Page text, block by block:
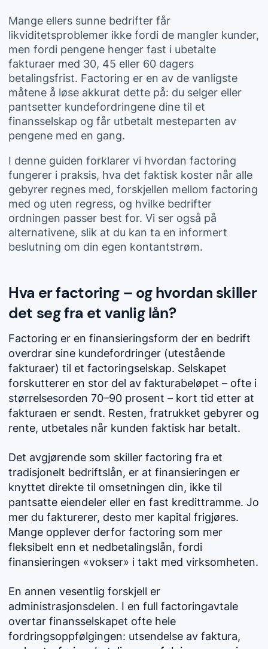
Mange ellers sunne bedrifter får
likviditetsproblemer ikke fordi de mangler kunder,
men fordi pengene henger fast i ubetalte
fakturaer med 30, 45 eller 60 dagers
betalingsfrist. Factoring er en av de vanligste
måtene å løse akkurat dette på: du selger eller
pantsetter kundefordringene dine til et
finansselskap og får utbetalt mesteparten av
pengene med en gang.
I denne guiden forklarer vi hvordan factoring
fungerer i praksis, hva det faktisk koster når alle
gebyrer regnes med, forskjellen mellom factoring
med og uten regress, og hvilke bedrifter
ordningen passer best for. Vi ser også på
alternativene, slik at du kan ta en informert
beslutning om din egen kontantstrøm.
Hva er factoring – og hvordan skiller
det seg fra et vanlig lån?
Factoring er en finansieringsform der en bedrift
overdrar sine kundefordringer (utestående
fakturaer) til et factoringselskap. Selskapet
forskutterer en stor del av fakturabeløpet – ofte i
størrelsesorden 70–90 prosent – kort tid etter at
fakturaen er sendt. Resten, fratrukket gebyrer og
rente, utbetales når kunden faktisk har betalt.
Det avgjørende som skiller factoring fra et
tradisjonelt bedriftslån, er at finansieringen er
knyttet direkte til omsetningen din, ikke til
pantsatte eiendeler eller en fast kredittramme. Jo
mer du fakturerer, desto mer kapital frigjøres.
Mange opplever derfor factoring som mer
fleksibelt enn et nedbetalingslån, fordi
finansieringen «vokser» i takt med virksomheten.
En annen vesentlig forskjell er
administrasjonsdelen. I en full factoringavtale
overtar finansselskapet ofte hele
fordringsoppfølgingen: utsendelse av faktura,